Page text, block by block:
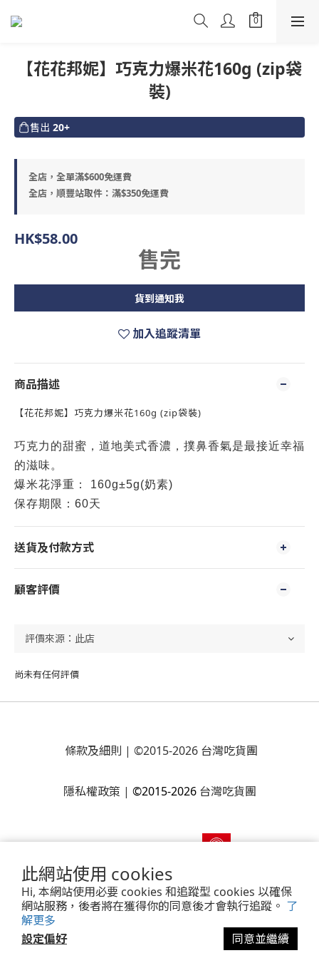
此網站使用 cookies
Hi, 本網站使用必要 cookies 和追蹤型 cookies 以確保
網站服務，後者將在獲得你的同意後才會執行追蹤。 了
解更多
設定偏好
同意並繼續
【花花邦妮】巧克力爆米花160g (zip袋
裝)
售出 20+
全店，全單滿$600免運費
全店，順豐站取件：滿$350免運費
HK$58.00
售完
貨到通知我
加入追蹤清單
商品描述
【花花邦妮】巧克力爆米花160g (zip袋裝)
巧克力的甜蜜，道地美式香濃，撲鼻香氣是最接近幸福
的滋味。
爆米花淨重： 160g±5g(奶素)
保存期限：60天
送貨及付款方式
顧客評價
尚未有任何評價
條款及細則 | ©2015-2026 台灣吃貨團
隱私權政策 | ©2015-2026台灣吃貨團